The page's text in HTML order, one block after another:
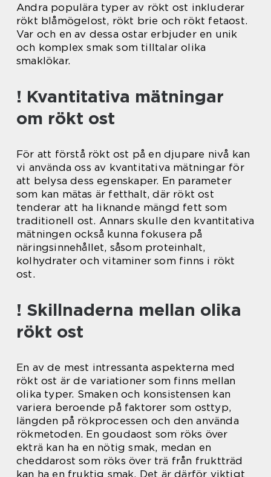
Andra populära typer av rökt ost inkluderar
rökt blåmögelost, rökt brie och rökt fetaost.
Var och en av dessa ostar erbjuder en unik
och komplex smak som tilltalar olika
smaklökar.
! Kvantitativa mätningar
om rökt ost
För att förstå rökt ost på en djupare nivå kan
vi använda oss av kvantitativa mätningar för
att belysa dess egenskaper. En parameter
som kan mätas är fetthalt, där rökt ost
tenderar att ha liknande mängd fett som
traditionell ost. Annars skulle den kvantitativa
mätningen också kunna fokusera på
näringsinnehållet, såsom proteinhalt,
kolhydrater och vitaminer som finns i rökt
ost.
! Skillnaderna mellan olika
rökt ost
En av de mest intressanta aspekterna med
rökt ost är de variationer som finns mellan
olika typer. Smaken och konsistensen kan
variera beroende på faktorer som osttyp,
längden på rökprocessen och den använda
rökmetoden. En goudaost som röks över
ekträ kan ha en nötig smak, medan en
cheddarost som röks över trä från fruktträd
kan ha en fruktig smak. Det är därför viktigt